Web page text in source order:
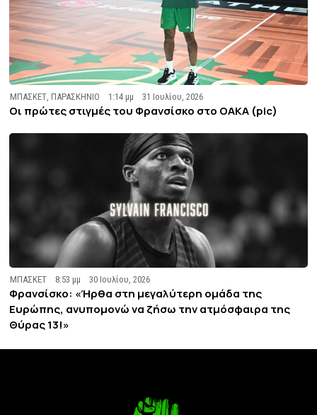
ΜΠΑΣΚΕΤ ,ΠΑΡΑΣΚΗΝΙΟ 1:14 μμ 31 Ιουλίου, 2026
Οι πρώτες στιγμές του Φρανσίσκο στο ΟΑΚΑ (pic)
ΜΠΑΣΚΕΤ 8:53 μμ 30 Ιουλίου, 2026
Φρανσίσκο: «Ήρθα στη μεγαλύτερη ομάδα της
Ευρώπης, ανυπομονώ να ζήσω την ατμόσφαιρα της
Θύρας 13!»